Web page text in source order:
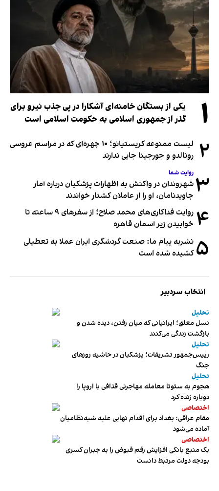
۱
یکی از بستگان خامنه‌ای آشکارا در پی جذب نیرو برای
گذر از جمهوری اسلامی به حکومت اسلامی است
۲
لیست ممنوعه کریستیانو؛ ۱۰ چهره‌ای که در مراسم عروسی
رونالدو و جورجینا جایی ندارند
۳ روایت شما
شهروندان در واکنش به اظهارات پزشکیان درباره آمار
جاویدنامان، او را از عاملان کشتار خواندند
۴
روایت فداکاری‌های محمد صلاح؛ از سفرهای ۹ ساعته تا
خوابیدن زیر آسمان قاهره
۵ نشریه پیام ما: صنعت گردشگری ایران عملا به تعطیلی
کشیده شده است
انتخاب سردبیر
تحلیل
نسل معلق؛ ایرانیانی که میان رفتن، دیده شدن و
بازگشت زندگی می‌کنند
تحلیل
رییس‌جمهور تشریفات؛ پزشکیان در حاشیه روزهای
جنگ
تحلیل
هجوم به سئوتا معامله مهاجرتی قذافی با اروپا را
دوباره زنده کرد
اختصاصی
مقام عراقی: بغداد برای اقدام نهایی علیه شبه‌نظامیان
آماده می‌شود
اختصاصی
یک منبع بانکی افزایش رقم قبوض را به جبران کسری
بودجه دولت مرتبط دانست